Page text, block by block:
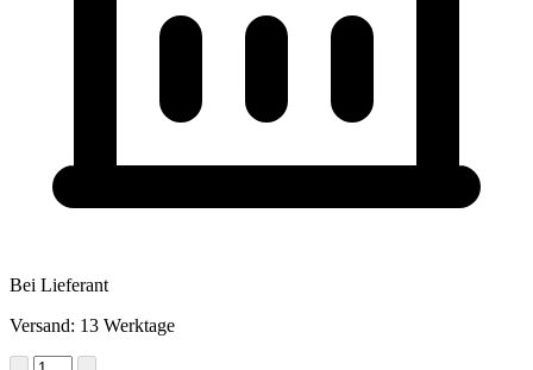
Bei Lieferant
Versand: 13 Werktage